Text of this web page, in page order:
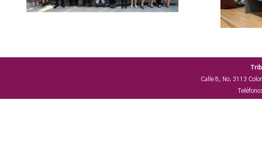
Calle 8, No. 3113